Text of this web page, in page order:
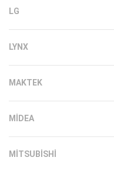
LG
LYNX
MAKTEK
MIDEA
MITSUBISHI